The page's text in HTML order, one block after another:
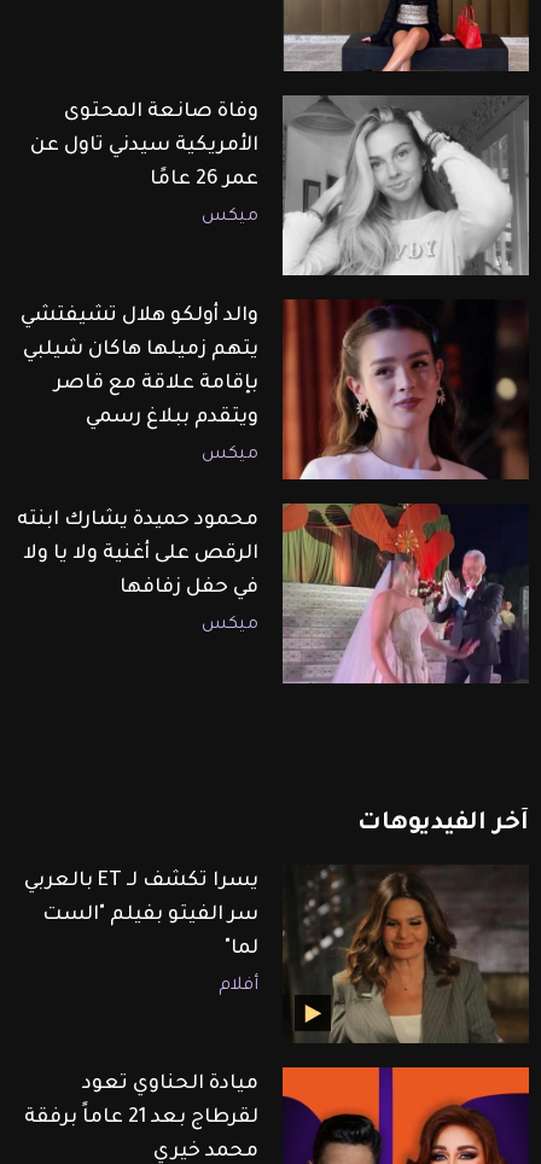
وفاة صانعة المحتوى
الأمريكية سيدني تاول عن
عمر 26 عامًا
ميكس
والد أولكو هلال تشيفتشي
يتهم زميلها هاكان شيلبي
بإقامة علاقة مع قاصر
ويتقدم ببلاغ رسمي
ميكس
محمود حميدة يشارك ابنته
الرقص على أغنية ولا يا ولا
في حفل زفافها
ميكس
آخر الفيديوهات
يسرا تكشف لـ ET بالعربي
سر الفيتو بفيلم "الست
لما"
أفلام
ميادة الحناوي تعود
لقرطاج بعد 21 عاماً برفقة
محمد خيري